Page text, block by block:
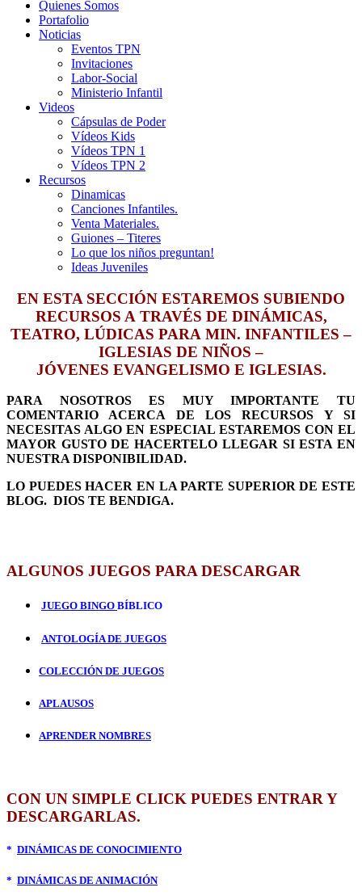
Quienes Somos
Portafolio
Noticias
Eventos TPN
Invitaciones
Labor-Social
Ministerio Infantil
Videos
Cápsulas de Poder
Vídeos Kids
Vídeos TPN 1
Vídeos TPN 2
Recursos
Dinamicas
Canciones Infantiles.
Venta Materiales.
Guiones – Titeres
Lo que los niños preguntan!
Ideas Juveniles
EN ESTA SECCIÓN ESTAREMOS SUBIENDO
RECURSOS A TRAVÉS DE DINÁMICAS,
TEATRO, LÚDICAS PARA MIN. INFANTILES –
IGLESIAS DE NIÑOS –
JÓVENES EVANGELISMO E IGLESIAS.
PARA NOSOTROS ES MUY IMPORTANTE TU
COMENTARIO ACERCA DE LOS RECURSOS Y SI
NECESITAS ALGO EN ESPECIAL ESTAREMOS CON EL
MAYOR GUSTO DE HACERTELO LLEGAR SI ESTA EN
NUESTRA DISPONIBILIDAD.
LO PUEDES HACER EN LA PARTE SUPERIOR DE ESTE
BLOG. DIOS TE BENDIGA.
ALGUNOS JUEGOS PARA DESCARGAR
JUEGO BINGO BÍBLICO
ANTOLOGÍA DE JUEGOS
COLECCIÓN DE JUEGOS
APLAUSOS
APRENDER NOMBRES
CON UN SIMPLE CLICK PUEDES ENTRAR Y
DESCARGARLAS.
* DINÁMICAS DE CONOCIMIENTO
* DINÁMICAS DE ANIMACIÓN